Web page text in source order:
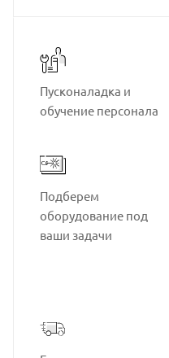
Пусконаладка и
обучение персонала
Подберем
оборудование под
ваши задачи